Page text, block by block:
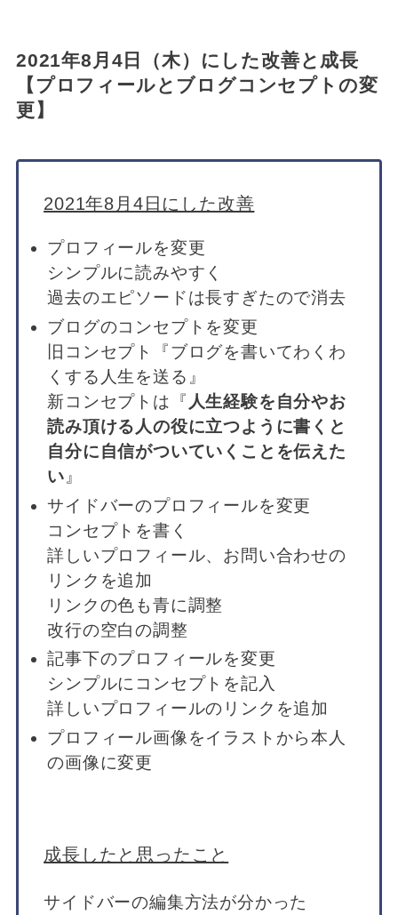
2021年8月4日（木）にした改善と成長
【プロフィールとブログコンセプトの変
更】
2021年8月4日にした改善
プロフィールを変更
シンプルに読みやすく
過去のエピソードは長すぎたので消去
ブログのコンセプトを変更
旧コンセプト『ブログを書いてわくわ
くする人生を送る』
新コンセプトは『 人生経験を自分やお
読み頂ける人の役に立つように書くと
自分に自信がついていくことを伝えた
い 』
サイドバーのプロフィールを変更
コンセプトを書く
詳しいプロフィール、お問い合わせの
リンクを追加
リンクの色も青に調整
改行の空白の調整
記事下のプロフィールを変更
シンプルにコンセプトを記入
詳しいプロフィールのリンクを追加
プロフィール画像をイラストから本人
の画像に変更
成長したと思ったこと
サイドバーの編集方法が分かった